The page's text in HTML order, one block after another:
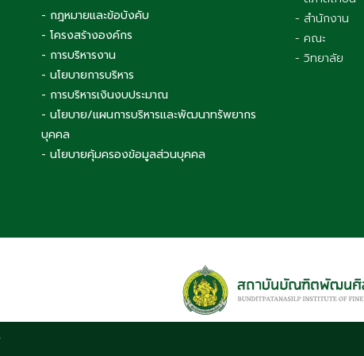
- กฎหมายและข้อบังคับ
- โครงสร้างองค์กร
- การบริหารงาน
- นโยบายการบริหาร
- การบริหารเงินงบประมาณ
- นโยบาย/แผนการบริหารและพัฒนาทรัพยากร
บุคคล
- นโยบายคุ้มครองข้อมูลส่วนบุคคล
- สำนักงาน
- คณะ
- วิทยาลัย